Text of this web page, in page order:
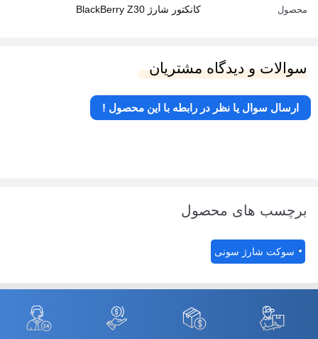
محصول کانکتور شارژ BlackBerry Z30
سوالات و دیدگاه مشتریان
ارسال سوال یا نظر در رابطه با این محصول !
برچسب های محصول
سوکت شارژ سونی